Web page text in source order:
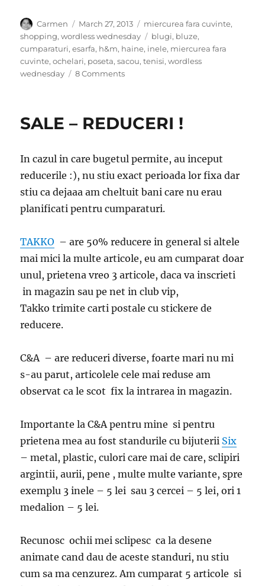
Author
Carmen
Posted
on
March 27, 2013 Categories
miercurea fara cuvinte,
shopping,wordless wednesday Tags
blugi, bluze,
cumparaturi,esarfa, h&m, haine, inele, miercurea fara
cuvinte,ochelari, poseta,sacou,tenisi,wordless
wednesday
8 Commentson
SALE – REDUCERI !
In cazul in care bugetul permite, au inceput
reducerile :), nu stiu exact perioada lor fixa dar
stiu ca dejaaa am cheltuit bani care nu erau
planificati pentru cumparaturi.
TAKKO – are 50% reducere in general si altele
mai mici la multe articole, eu am cumparat doar
unul, prietena vreo 3 articole, daca va inscrieti
in magazin sau pe net in club vip,
Takko trimite carti postale cu stickere de
reducere.
C&A – are reduceri diverse, foarte mari nu mi
s-au parut, articolele cele mai reduse am
observat ca le scot fix la intrarea in magazin.
Importante la C&A pentru mine si pentru
prietena mea au fost standurile cu bijuterii Six
– metal, plastic, culori care mai de care, sclipiri
argintii, aurii, pene , multe multe variante, spre
exemplu 3 inele – 5 lei sau 3 cercei – 5 lei, ori 1
medalion – 5 lei.
Recunosc ochii mei sclipesc ca la desene
animate cand dau de aceste standuri, nu stiu
cum sa ma cenzurez. Am cumparat 5 articole si